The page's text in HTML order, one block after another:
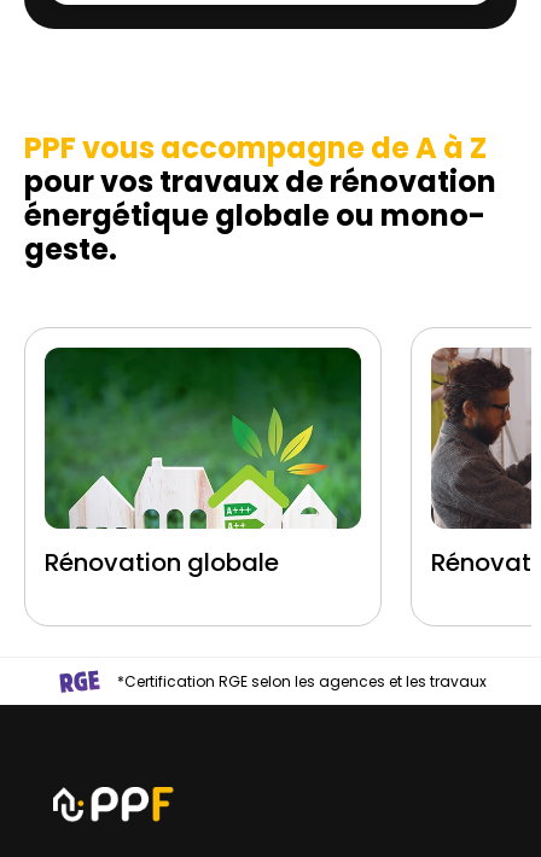
PPF vous accompagne de A à Z
pour vos travaux de rénovation
énergétique globale ou mono-
geste.
Rénovation globale
*Certification RGE selon les agences et les travaux